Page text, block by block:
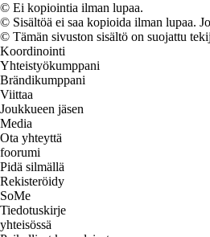
© Ei kopiointia ilman lupaa.
© Sisältöä ei saa kopioida ilman lupaa.
© Tämän sivuston sisältö on suojattu
Koordinointi
Yhteistyökumppani
Brändikumppani
Viittaa
Joukkueen jäsen
Media
Ota yhteyttä
foorumi
Pidä silmällä
Rekisteröidy
SoMe
Tiedotuskirje
yhteisössä